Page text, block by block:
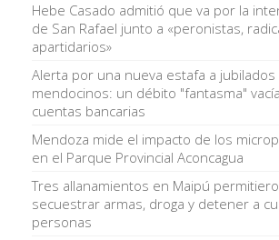
Hebe Casado admitió que va por la
de San Rafael junto a «peronistas,
apartidarios»
Alerta por una nueva estafa a jubilados
mendocinos: un débito "fantasma"
cuentas bancarias
Mendoza mide el impacto de los
en el Parque Provincial Aconcagua
Tres allanamientos en Maipú
secuestrar armas, droga y detener a
personas